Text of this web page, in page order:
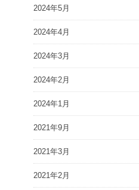
2024年5月
2024年4月
2024年3月
2024年2月
2024年1月
2021年9月
2021年3月
2021年2月